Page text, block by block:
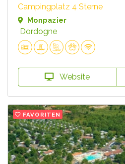
Campingplatz 4 Sterne
Monpazier
Dordogne
Website
FAVORITEN